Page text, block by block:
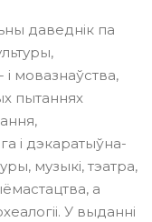
даведнік па
і мовазнаўства,
пытаннях
і дэкаратыўна-
музыкі, тэатра,
а
У выданні